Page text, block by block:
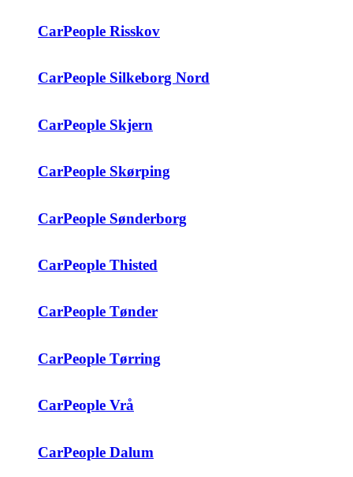
CarPeople Risskov
CarPeople Silkeborg Nord
CarPeople Skjern
CarPeople Skørping
CarPeople Sønderborg
CarPeople Thisted
CarPeople Tønder
CarPeople Tørring
CarPeople Vrå
CarPeople Dalum